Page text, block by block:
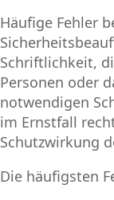
Häufige Fehler
Schriftlichkeit,
Personen oder
notwendigen
im Ernstfall
Schutzwirkung
Die häufigsten